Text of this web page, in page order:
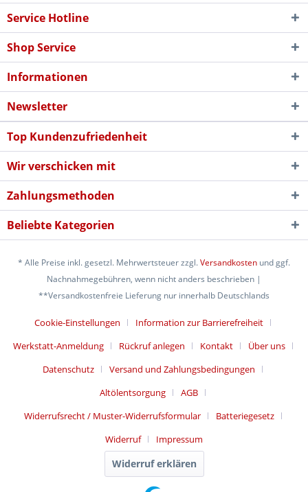
Service Hotline
Shop Service
Informationen
Newsletter
Top Kundenzufriedenheit
Wir verschicken mit
Zahlungsmethoden
Beliebte Kategorien
* Alle Preise inkl. gesetzl. Mehrwertsteuer zzgl.Versandkosten und ggf.
Nachnahmegebühren, wenn nicht anders beschrieben |
**Versandkostenfreie Lieferung nur innerhalb Deutschlands
Cookie-Einstellungen
Information zur Barrierefreiheit
Werkstatt-Anmeldung
Rückruf anlegen Kontakt
Über uns
Datenschutz
Versand und Zahlungsbedingungen
Altölentsorgung
AGB
Widerrufsrecht / Muster-Widerrufsformular
Batteriegesetz
Widerruf
Impressum
Widerruf erklären